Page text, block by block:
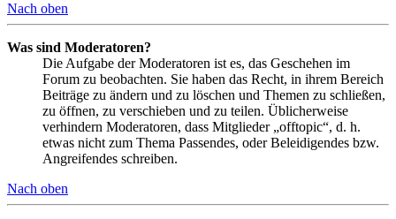
Nach oben
Was sind Moderatoren?
Die Aufgabe der Moderatoren ist es, das Geschehen im
Forum zu beobachten. Sie haben das Recht, in ihrem Bereich
Beiträge zu ändern und zu löschen und Themen zu schließen,
zu öffnen, zu verschieben und zu teilen. Üblicherweise
verhindern Moderatoren, dass Mitglieder „offtopic“, d. h.
etwas nicht zum Thema Passendes, oder Beleidigendes bzw.
Angreifendes schreiben.
Nach oben